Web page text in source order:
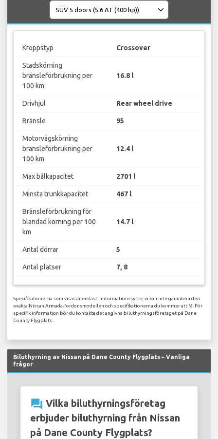
Kroppstyp Crossover
Stadskörning
bränsleförbrukning per
100 km
16.8 l
Drivhjul Rear wheel drive
Bränsle 95
Motorvägskörning
bränsleförbrukning per
100 km
12.4 l
Max bålkapacitet 2701 l
Minsta trunkkapacitet 467 l
Bränsleförbrukning för
blandad körning per 100
km
14.7 l
Antal dörrar 5
Antal platser 7, 8
Specifikationerna som visas är endast i informationssyfte, vi kan inte garantera den
exakta Nissan Armada-fordonsmodellen och specifikationerna du kommer att få. För
specifik information bör du kontakta det angivna biluthyrningsföretaget på Dane
County Flygplats.
Biluthyrning av Nissan på Dane County Flygplats – Vanliga
frågor
question_answer Vilka biluthyrningsföretag
erbjuder biluthyrning från Nissan
på Dane County Flygplats?